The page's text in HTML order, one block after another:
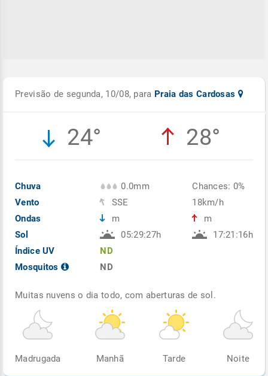
Previsão de segunda, 10/08, para Praia das Cardosas
24° 28°
Chuva
Vento
Ondas
Sol
Índice UV
Mosquitos
0.0mm
SSE
m
05:29:27h
ND
ND
Chances: 0%
18km/h
m
17:21:16h
Muitas nuvens o dia todo, com aberturas de sol.
Madrugada Manhã Tarde Noite